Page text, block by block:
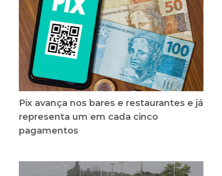
Pix avança nos bares e restaurantes e já
representa um em cada cinco
pagamentos